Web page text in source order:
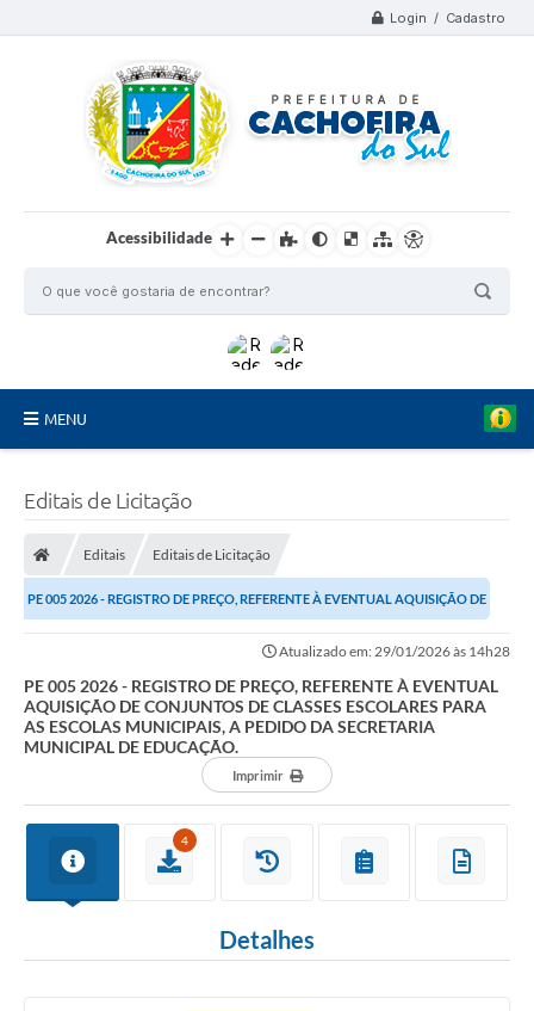
Login / Cadastro
Acessibilidade
MENU
Conselhos Municipais
Diário Oficial
Turismo
Coleta seletiva - Informações
Eventos
Editais de Licitação
Editais Editais de Licitação
PE 005 2026 - REGISTRO DE PREÇO, REFERENTE À EVENTUAL AQUISIÇÃO DE
CONJUNTOS DE CLASSES ESCOLARES PARA AS...
Atualizado em: 29/01/2026 às 14h28
PE 005 2026 - REGISTRO DE PREÇO, REFERENTE À EVENTUAL
AQUISIÇÃO DE CONJUNTOS DE CLASSES ESCOLARES PARA
AS ESCOLAS MUNICIPAIS, A PEDIDO DA SECRETARIA
MUNICIPAL DE EDUCAÇÃO.
Imprimir
4
Detalhes